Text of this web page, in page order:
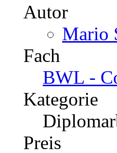
Autor
Mario
Fach
BWL -
Kategorie
Preis